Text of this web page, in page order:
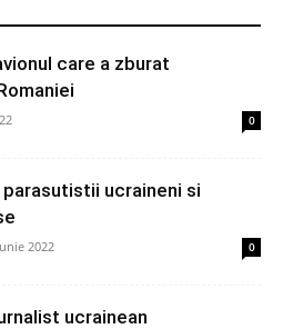
care a zburat
0
ucraineni si
2022 0
ucrainean